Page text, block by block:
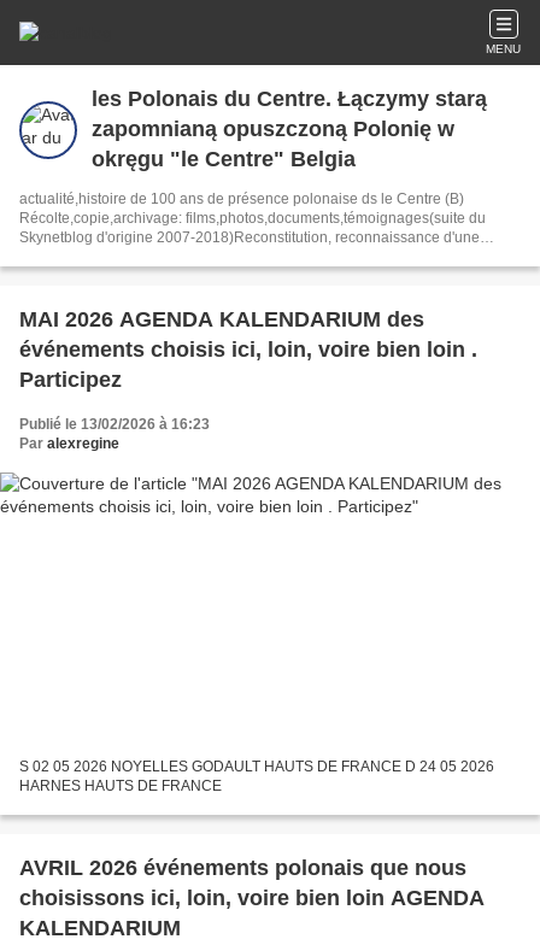
MENU
les Polonais du Centre. Łączymy starą
zapomnianą opuszczoną Polonię w
okręgu "le Centre" Belgia
actualité,histoire de 100 ans de présence polonaise ds le Centre (B)
Récolte,copie,archivage: films,photos,documents,témoignages(suite du
Skynetblog d'origine 2007-2018)Reconstitution, reconnaissance d'une
MAI 2026 AGENDA KALENDARIUM des
événements choisis ici, loin, voire bien loin .
Participez
Publié le 13/02/2026 à 16:23
Par alexregine
S 02 05 2026 NOYELLES GODAULT HAUTS DE FRANCE D 24 05 2026
HARNES HAUTS DE FRANCE
AVRIL 2026 événements polonais que nous
choisissons ici, loin, voire bien loin AGENDA
KALENDARIUM